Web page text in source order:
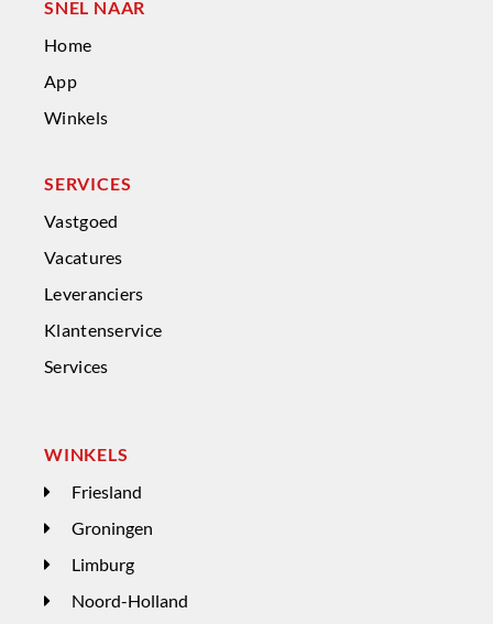
SNEL NAAR
Home
App
Winkels
SERVICES
Vastgoed
Vacatures
Leveranciers
Klantenservice
Services
WINKELS
Friesland
Groningen
Limburg
Noord-Holland